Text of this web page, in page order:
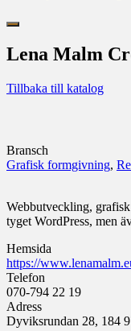
Lena Malm
Tillbaka till katalog
Bransch
Grafisk formgivning,
Webbutveckling,
tyget WordPress, men
Hemsida
https://
Telefon
070-794 22 19
Adress
Dyviksrundan 28, 184